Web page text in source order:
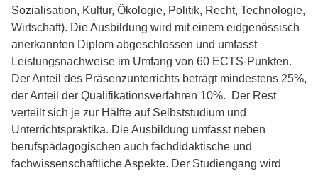
Sozialisation, Kultur, Ökologie, Politik, Recht, Technologie,
Wirtschaft). Die Ausbildung wird mit einem eidgenössisch
anerkannten Diplom abgeschlossen und umfasst
Leistungsnachweise im Umfang von 60 ECTS-Punkten.
Der Anteil des Präsenzunterrichts beträgt mindestens 25%,
der Anteil der Qualifikationsverfahren 10%. Der Rest
verteilt sich je zur Hälfte auf Selbststudium und
Unterrichtspraktika. Die Ausbildung umfasst neben
berufspädagogischen auch fachdidaktische und
fachwissenschaftliche Aspekte. Der Studiengang wird